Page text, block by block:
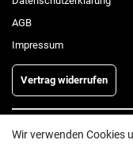
AGB
Impressum
Vertrag widerrufen
INFORMATIONEN
Wir verwenden Cookies